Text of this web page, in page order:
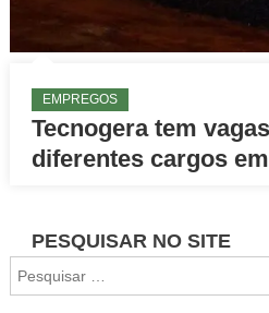
EMPREGOS
Tecnogera tem
diferentes cargos
PESQUISAR NO SITE